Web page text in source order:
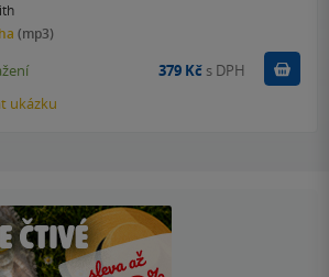
(mp3)
ukázku
379 Kč s DPH Koupit